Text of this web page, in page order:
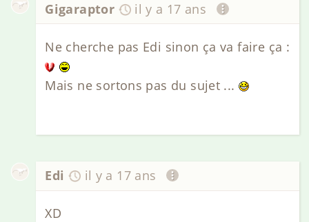
Gigaraptor il y a 17 ans
Ne cherche pas Edi sinon ça va faire ça :
Mais ne sortons pas du sujet ...
Edi il y a 17 ans
XD